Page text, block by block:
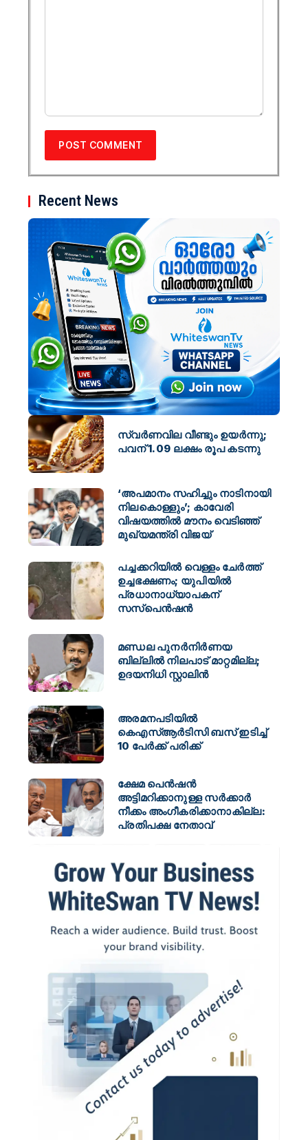
Recent News
സ്വർണവില വീണ്ടും ഉയർന്നു;
പവന് 1.09 ലക്ഷം രൂപ കടന്നു
‘അപമാനം സഹിച്ചും നാടിനായി
നിലകൊള്ളും’; കാവേരി
വിഷയത്തിൽ മൗനം വെടിഞ്ഞ്
മുഖ്യമന്ത്രി വിജയ്
പച്ചക്കറിയില്‍ വെള്ളം ചേര്‍ത്ത്
ഉച്ചഭക്ഷണം; യുപിയില്‍
പ്രധാനാധ്യാപകന്
സസ്‌പെന്‍ഷന്‍
മണ്ഡല പുനർനിർണയ
ബില്ലിൽ നിലപാട് മാറ്റമില്ല;
ഉദയനിധി സ്റ്റാലിൻ
അരമനപടിയിൽ
കെഎസ്ആർടിസി ബസ് ഇടിച്ച്
10 പേർക്ക് പരിക്ക്
ക്ഷേമ പെന്‍ഷന്‍
അട്ടിമറിക്കാനുള്ള സര്‍ക്കാര്‍
നീക്കം അംഗീകരിക്കാനാകില്ല:
പ്രതിപക്ഷ നേതാവ്